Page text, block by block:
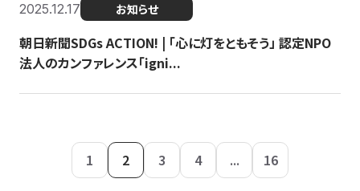
2025.12.17 お知らせ
朝日新聞SDGs ACTION! | 「心に灯をともそう」 認定NPO
法人のカンファレンス「igni...
1 2 3 4 ... 16